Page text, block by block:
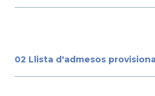
02 Llista d'admesos